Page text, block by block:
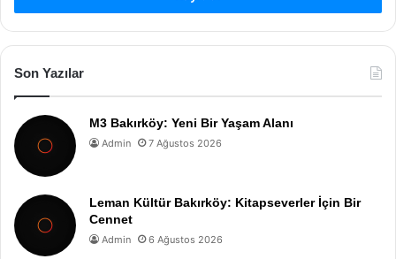
Son Yazılar
M3 Bakırköy: Yeni Bir Yaşam Alanı
Admin 7 Ağustos 2026
Leman Kültür Bakırköy: Kitapseverler İçin Bir
Cennet
Admin 6 Ağustos 2026